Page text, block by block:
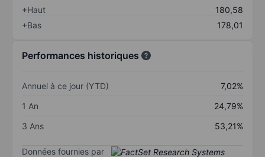
+Haut
180,58
+Bas
178,01
Performances historiques
Annuel à ce jour (YTD)
7,02%
1 An
24,79%
3 Ans
53,21%
Données fournies par